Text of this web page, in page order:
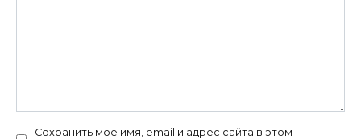
Сохранить моё имя, email и адрес сайта в этом